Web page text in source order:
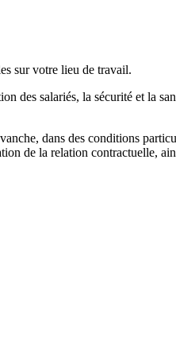
sur votre lieu de travail.
des salariés, la sécurité et la
dans des conditions
de la relation contractuelle,